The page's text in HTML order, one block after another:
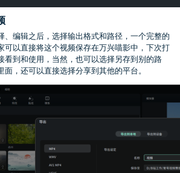
、编辑之后，选择输出格式和路径，一个完整的
可以直接将这个视频保存在万兴喵影中，下次打
看到和使用，当然，也可以选择另存到别的路
，还可以直接选择分享到其他的平台。